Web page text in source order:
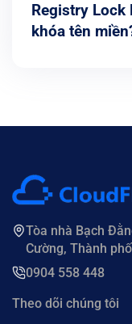
Registry Lock
khóa tên
Tòa nhà Bạch
Cường, Thành
0904 558 448
Theo dõi chúng tôi